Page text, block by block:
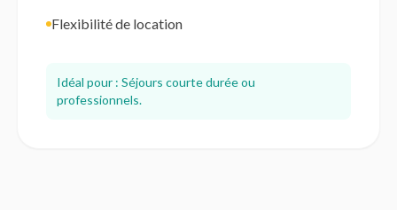
Flexibilité de location
Idéal pour : Séjours courte durée ou
professionnels.